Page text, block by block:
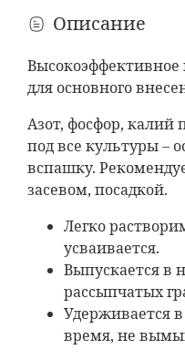
Районные города
До18:00· толькопн–пт
Ориентировочно:
Деревни и
1–2 дня
расчет...
Только пн–пт· время
Ориентировочно:
Пункты выдачи (ПВЗ)
1–2 дня
Самовывоз из
Описание
Высокоэффективное
для основного
Азот, фосфор, калий
под все культуры –
вспашку.
засевом, посадкой.
Легко
усваивается.
Выпускается в
рассыпчатых
Удерживается
время, не